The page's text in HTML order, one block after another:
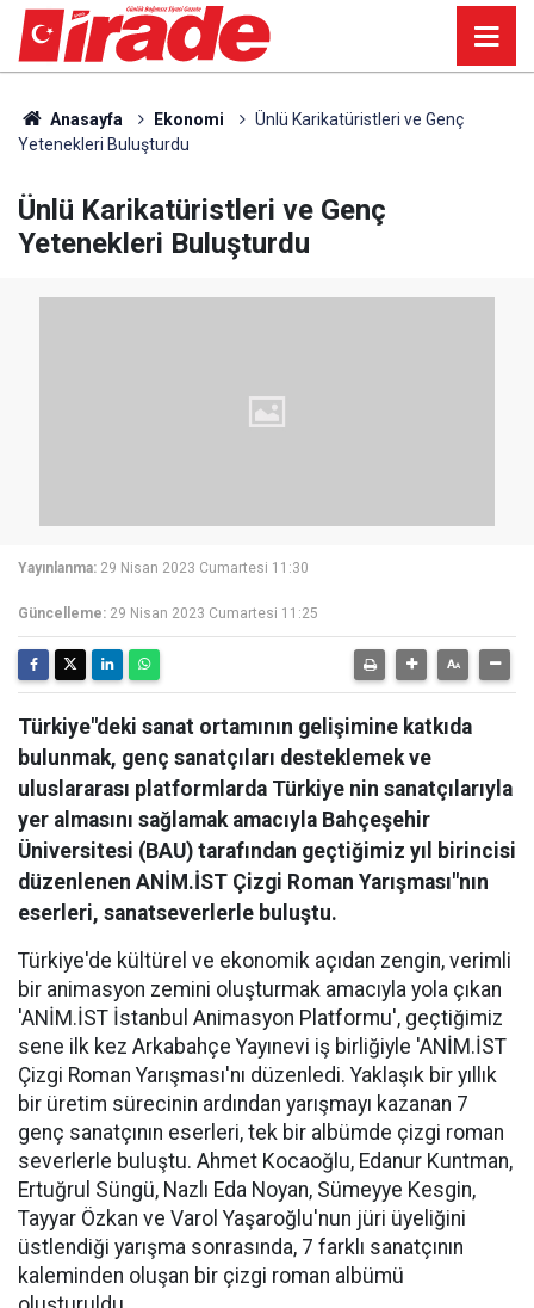
Anasayfa Ekonomi
Ünlü Karikatüristleri ve Genç
Yetenekleri Buluşturdu
Ünlü Karikatüristleri ve Genç
Yetenekleri Buluşturdu
Yayınlanma: 29 Nisan 2023 Cumartesi 11:30
Güncelleme: 29 Nisan 2023 Cumartesi 11:25
Türkiye"deki sanat ortamının gelişimine katkıda
bulunmak, genç sanatçıları desteklemek ve
uluslararası platformlarda Türkiye nin sanatçılarıyla
yer almasını sağlamak amacıyla Bahçeşehir
Üniversitesi (BAU) tarafından geçtiğimiz yıl birincisi
düzenlenen ANİM.İST Çizgi Roman Yarışması"nın
eserleri, sanatseverlerle buluştu.
Türkiye'de kültürel ve ekonomik açıdan zengin, verimli
bir animasyon zemini oluşturmak amacıyla yola çıkan
'ANİM.İST İstanbul Animasyon Platformu', geçtiğimiz
sene ilk kez Arkabahçe Yayınevi iş birliğiyle 'ANİM.İST
Çizgi Roman Yarışması'nı düzenledi. Yaklaşık bir yıllık
bir üretim sürecinin ardından yarışmayı kazanan 7
genç sanatçının eserleri, tek bir albümde çizgi roman
severlerle buluştu. Ahmet Kocaoğlu, Edanur Kuntman,
Ertuğrul Süngü, Nazlı Eda Noyan, Sümeyye Kesgin,
Tayyar Özkan ve Varol Yaşaroğlu'nun jüri üyeliğini
üstlendiği yarışma sonrasında, 7 farklı sanatçının
kaleminden oluşan bir çizgi roman albümü